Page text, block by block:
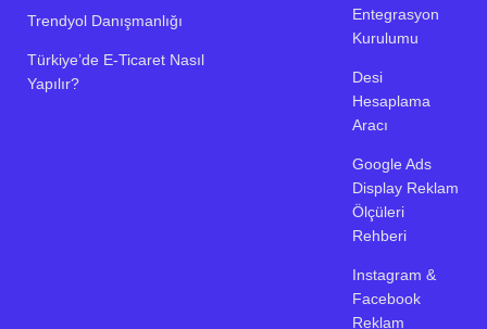
Trendyol Danışmanlığı
Türkiye’de E-Ticaret Nasıl
Yapılır?
Entegrasyon
Kurulumu
Desi
Hesaplama
Aracı
Google Ads
Display Reklam
Ölçüleri
Rehberi
Instagram &
Facebook
Reklam